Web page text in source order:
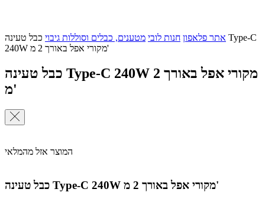
אתר פלאפון חנות לובי מטענים, כבלים וסוללות גיבוי כבל טעינה Type-C
240W מקורי אפל באורך 2 מ'
כבל טעינה Type-C 240W מקורי אפל באורך 2
מ'
המוצר אזל מהמלאי
כבל טעינה Type-C 240W מקורי אפל באורך 2 מ'